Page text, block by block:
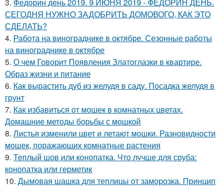
СЕГОДНЯ НУЖНО ЗАДОБРИТЬ ДОМОВОГО, КАК ЭТО
СДЕЛАТЬ?
4. Работа на винограднике в октябре. Сезонные работы
на винограднике в октябре
5. О чем Говорит Появления Златоглазки в квартире.
Образ жизни и питание
6. Как вырастить дуб из желудя в саду. Посадка желудя в
грунт
7. Как избавиться от мошек в комнатных цветах.
Домашние методы борьбы с мошкой
8. Листья изменили цвет и летают мошки. Разновидности
мошек, поражающих комнатные растения
9. Теплый шов или конопатка. Что лучше для сруба:
конопатка или герметик
10. Дымовая шашка для теплицы от заморозка. Принцип